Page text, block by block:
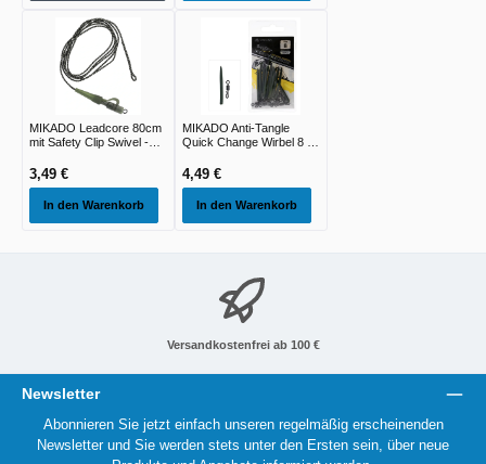
MIKADO Leadcore 80cm
mit Safety Clip Swivel -
3,49 €
In den Warenkorb
MIKADO Anti-Tangle
Quick Change Wirbel 8 -
4,49 €
In den Warenkorb
Versandkostenfrei ab 100 €
Newsletter
Abonnieren Sie jetzt einfach unseren regelmäßig erscheinenden
Newsletter und Sie werden stets unter den Ersten sein, über neue